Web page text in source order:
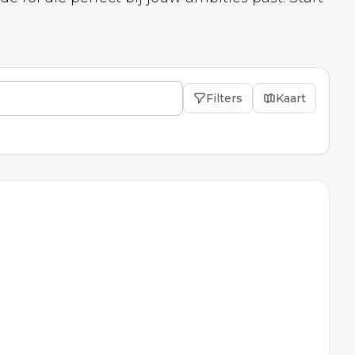
Filters Kaart